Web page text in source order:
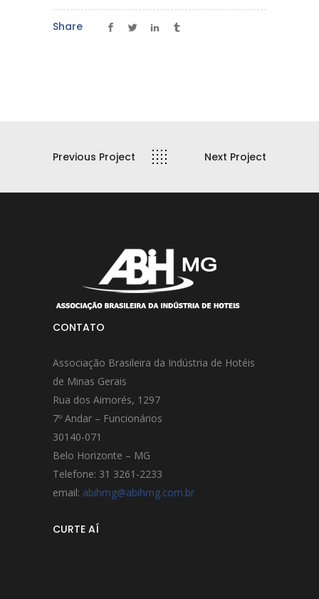
Share
Previous Project Next Project
CONTATO
Associação Brasileira da Indústria de Hotéis
de Minas Gerais
Rua dos Aimorés, 1297
7º Andar – Funcionários
30140-071
Belo Horizonte – MG
Telefone: 31 3261-2233
email: abihmg@abihmg.com.br
CURTE AÍ